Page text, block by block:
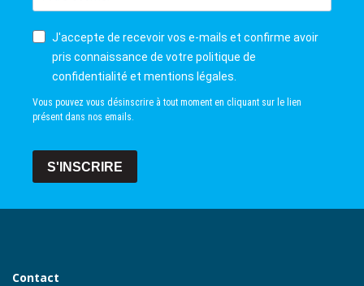
J'accepte de recevoir vos e-mails et confirme avoir
pris connaissance de votre politique de
confidentialité et mentions légales.
Vous pouvez vous désinscrire à tout moment en cliquant sur le lien
présent dans nos emails.
S'INSCRIRE
Contact